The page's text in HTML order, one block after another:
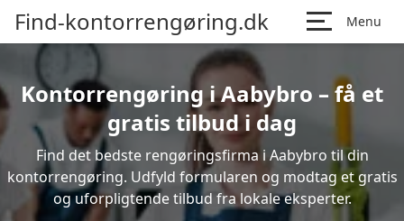
Find-kontorrengøring.dk Menu
Kontorrengøring i Aabybro – få et
gratis tilbud i dag
Find det bedste rengøringsfirma i Aabybro til din
kontorrengøring. Udfyld formularen og modtag et gratis
og uforpligtende tilbud fra lokale eksperter.